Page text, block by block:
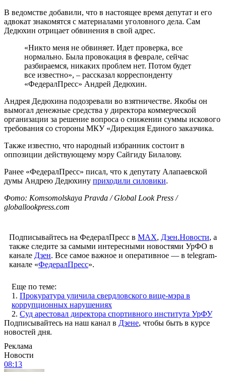
В ведомстве добавили, что в настоящее время депутат и его
адвокат знакомятся с материалами уголовного дела. Сам
Дедюхин отрицает обвинения в свой адрес.
«Никто меня не обвиняет. Идет проверка, все
нормально. Была провокация в феврале, сейчас
разбираемся, никаких проблем нет. Потом будет
все известно», – рассказал корреспонденту
«ФедералПресс» Андрей Дедюхин.
Андрея Дедюхина подозревали во взятничестве. Якобы он
вымогал денежные средства у директора коммерческой
организации за решение вопроса о снижении суммы искового
требования со стороны МКУ «Дирекция Единого заказчика.
Также известно, что народный избранник состоит в
оппозиции действующему мэру Сайгиду Билалову.
Ранее «ФедералПресс» писал, что к депутату Алапаевской
думы Андрею Дедюхину приходили силовики.
Фото: Komsomolskaya Pravda / Global Look Press /
globallookpress.com
Подписывайтесь на ФедералПресс в МАХ, Дзен.Новости, а
также следите за самыми интересными новостями УрФО в
канале Дзен. Все самое важное и оперативное — в telegram-
канале «ФедералПресс».
Еще по теме:
1. Прокуратура уличила свердловского вице-мэра в
коррупционных нарушениях
2. Суд арестовал директора спортивного института УрФУ
Подписывайтесь на наш канал в Дзене, чтобы быть в курсе
новостей дня.
Реклама
Новости
08:13